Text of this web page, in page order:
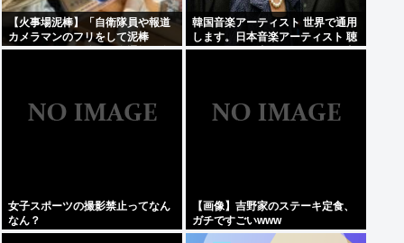
【火事場泥棒】「自衛隊員や報道
カメラマンのフリをして泥棒
を…」 500万円分の預金通帳を盗
韓国音楽アーティスト 世界で通用
します。日本音楽アーティスト 聴
かれてるの国内だけです。この違
女子スポーツの撮影禁止ってなん
なん？
【画像】吉野家のステーキ定食、
ガチですごいwww